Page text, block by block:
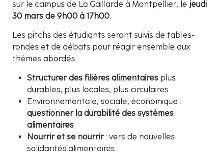
sur le campus de La Gaillarde à Montpellier, le jeudi
30 mars de 9h00 à 17h00.
Les pitchs des étudiants seront suivis de tables-
rondes et de débats pour réagir ensemble aux
thèmes abordés :
Structurer des filières alimentaires plus
durables, plus locales, plus circulaires
Environnementale, sociale, économique :
questionner la durabilité des systèmes
alimentaires
Nourrir et se nourrir: vers de nouvelles
solidarités alimentaires